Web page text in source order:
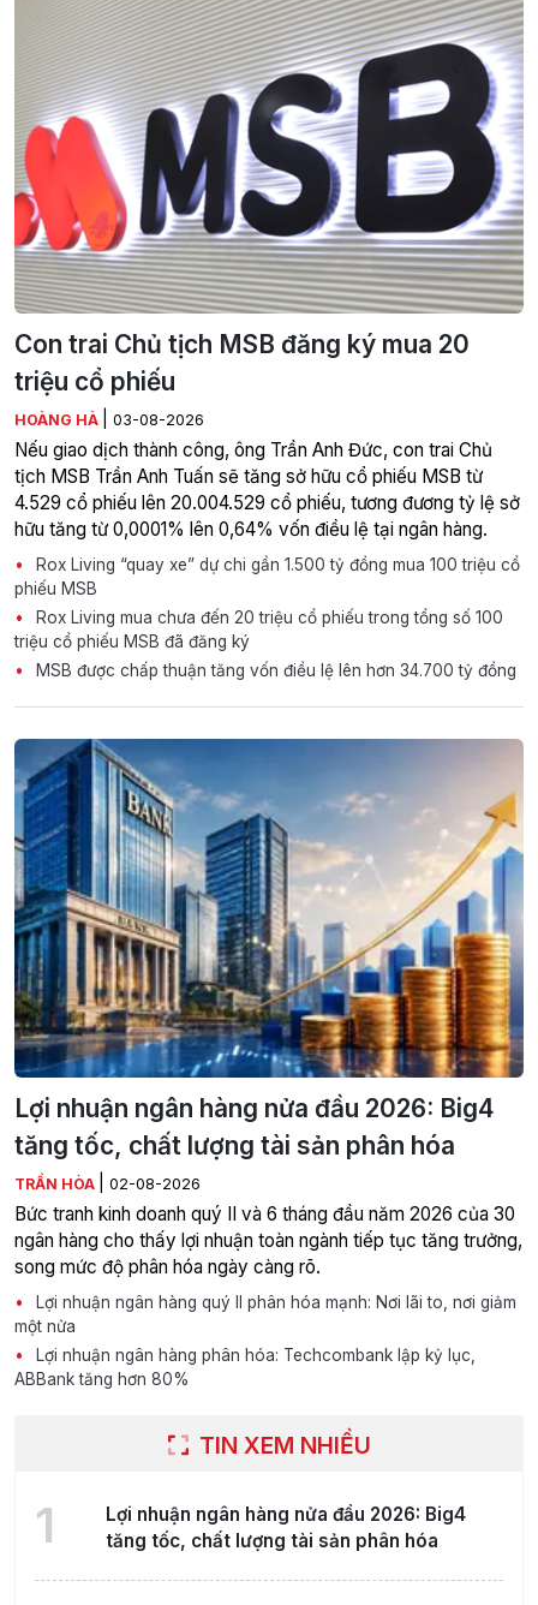
Con trai Chủ tịch MSB đăng ký mua 20
triệu cổ phiếu
HOÀNG HÀ 03-08-2026
Nếu giao dịch thành công, ông Trần Anh Đức, con trai Chủ
tịch MSB Trần Anh Tuấn sẽ tăng sở hữu cổ phiếu MSB từ
4.529 cổ phiếu lên 20.004.529 cổ phiếu, tương đương tỷ lệ sở
hữu tăng từ 0,0001% lên 0,64% vốn điều lệ tại ngân hàng.
Rox Living “quay xe” dự chi gần 1.500 tỷ đồng mua 100 triệu cổ
phiếu MSB
Rox Living mua chưa đến 20 triệu cổ phiếu trong tổng số 100
triệu cổ phiếu MSB đã đăng ký
MSB được chấp thuận tăng vốn điều lệ lên hơn 34.700 tỷ đồng
Lợi nhuận ngân hàng nửa đầu 2026: Big4
tăng tốc, chất lượng tài sản phân hóa
TRẦN HÒA 02-08-2026
Bức tranh kinh doanh quý II và 6 tháng đầu năm 2026 của 30
ngân hàng cho thấy lợi nhuận toàn ngành tiếp tục tăng trưởng,
song mức độ phân hóa ngày càng rõ.
Lợi nhuận ngân hàng quý II phân hóa mạnh: Nơi lãi to, nơi giảm
một nửa
Lợi nhuận ngân hàng phân hóa: Techcombank lập kỷ lục,
ABBank tăng hơn 80%
TIN XEM NHIỀU
1
Lợi nhuận ngân hàng nửa đầu 2026: Big4
tăng tốc, chất lượng tài sản phân hóa